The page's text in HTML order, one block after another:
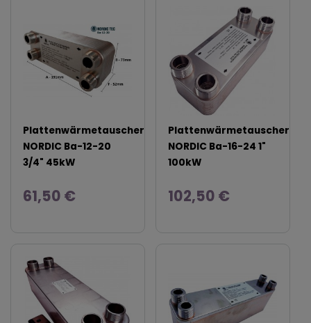
Plattenwärmetauscher
NORDIC Ba-12-20
3/4" 45kW
61,50 €
Plattenwärmetauscher
NORDIC Ba-16-24 1"
100kW
102,50 €